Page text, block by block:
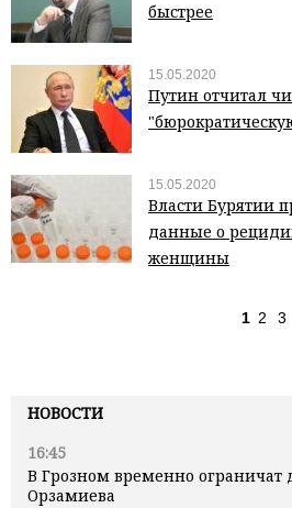
НОВОСТИ
16:45
В Грозном временно ограничат
Орзамиева
быстрее
15.05.2020
Путин отчитал
15.05.2020
Власти Бурятии
данные о
женщины
1 2 3